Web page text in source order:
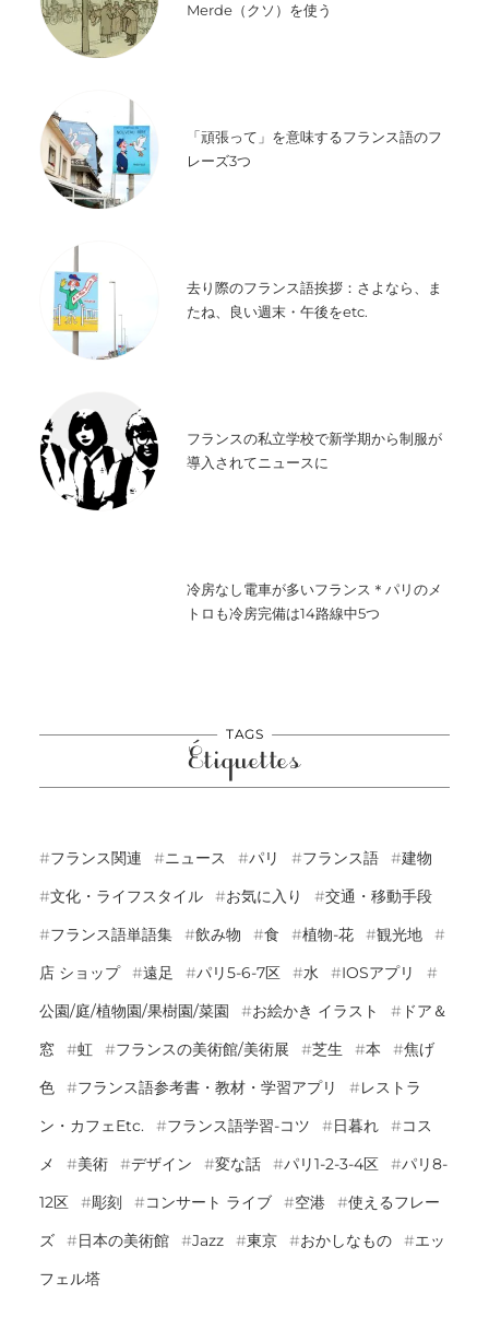
Merde（クソ）を使う
「頑張って」を意味するフランス語のフ
レーズ3つ
去り際のフランス語挨拶：さよなら、ま
たね、良い週末・午後をetc.
フランスの私立学校で新学期から制服が
導入されてニュースに
冷房なし電車が多いフランス＊パリのメ
トロも冷房完備は14路線中5つ
TAGS
Étiquettes
フランス関連 ニュース パリ フランス語
建物
文化・ライフスタイル
お気に入り
交通・移動手段
フランス語単語集
飲み物 食 植物-花
観光地
店 ショップ
遠足 パリ5-6-7区 水
IOSアプリ
公園/庭/植物園/果樹園/菜園
お絵かき イラスト
ドア＆
窓
虹 フランスの美術館/美術展 芝生 本
焦げ
色
フランス語参考書・教材・学習アプリ
レストラ
ン・カフェetc.
フランス語学習-コツ 日暮れ
コス
メ
美術 デザイン 変な話 パリ1-2-3-4区
パリ8-
12区
彫刻 コンサート ライブ 空港
使えるフレー
ズ
日本の美術館 Jazz 東京 おかしなもの
エッ
フェル塔